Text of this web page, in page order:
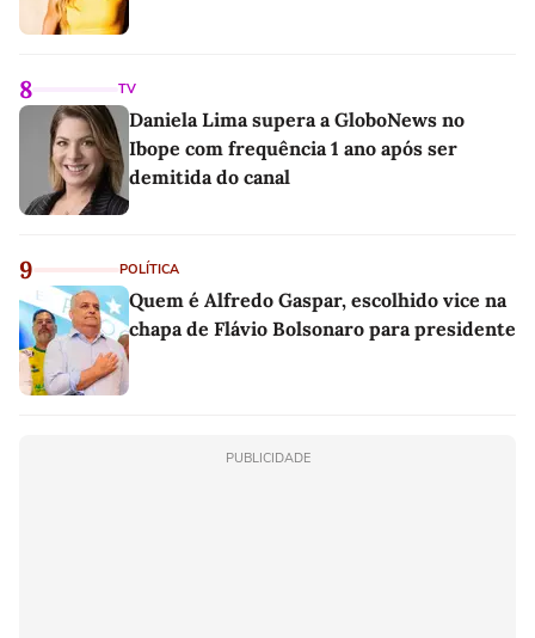
8 TV
Daniela Lima supera a GloboNews no
Ibope com frequência 1 ano após ser
demitida do canal
9 POLÍTICA
Quem é Alfredo Gaspar, escolhido vice na
chapa de Flávio Bolsonaro para presidente
PUBLICIDADE